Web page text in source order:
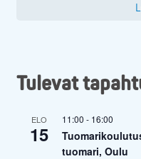
Tulevat
ELO
15
11:00 - 16:00
tuomari, Oulu